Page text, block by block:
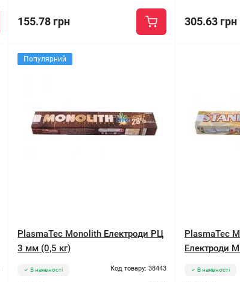
155.78 грн 305.63 грн
Популярний
PlasmaTec Monolith Електроди РЦ
3 мм (0,5 кг)
В наявності Код товару: 38443
PlasmaTec
Електроди
В наявності